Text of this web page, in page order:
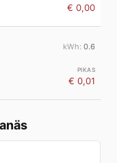
€ 0,00
0.6
€ 0,01